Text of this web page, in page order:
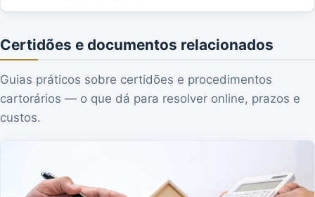
Certidões e documentos relacionados
Guias práticos sobre certidões e procedimentos
cartorários — o que dá para resolver online, prazos e
custos.